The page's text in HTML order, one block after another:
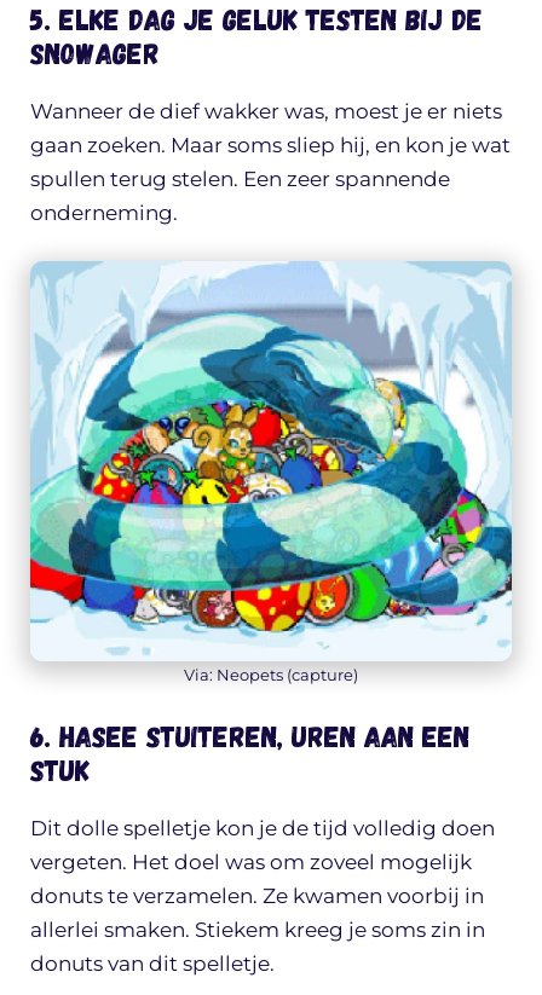
5. Elke dag je geluk testen bij de
Snowager
Wanneer de dief wakker was, moest je er niets
gaan zoeken. Maar soms sliep hij, en kon je wat
spullen terug stelen. Een zeer spannende
onderneming.
Via: Neopets (capture)
6. Hasee stuiteren, uren aan een
stuk
Dit dolle spelletje kon je de tijd volledig doen
vergeten. Het doel was om zoveel mogelijk
donuts te verzamelen. Ze kwamen voorbij in
allerlei smaken. Stiekem kreeg je soms zin in
donuts van dit spelletje.